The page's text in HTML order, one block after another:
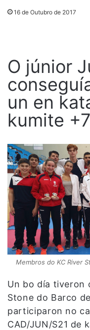
16 de Outubro de 2017
O júnior
un en
kumite
Membros do KC River
Un bo día tiveron
Stone do Barco
participaron no
CAD/JUN/S21 de